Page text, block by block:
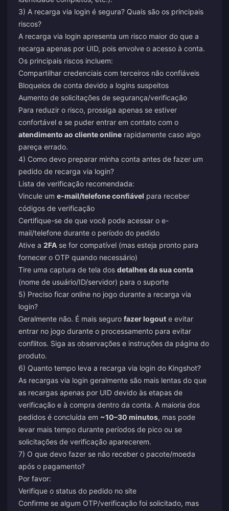
3) A recarga via login é segura? Quais são os principais
riscos?
A recarga via login apresenta um risco maior do que a
recarga apenas por UID, pois envolve o acesso à conta.
Os principais riscos incluem:
Compartilhar credenciais com terceiros não confiáveis
Bloqueios de conta devido a logins suspeitos
Aumento de solicitações de segurança/verificação
Para reduzir o risco, prossiga apenas se estiver
confortável e se puder entrar em contato com o
atendimento ao cliente online rapidamente caso algo
pareça errado.
4) Como devo preparar minha conta antes de fazer um
pedido de recarga via login?
Lista de verificação recomendada:
Vincule um e-mail/telefone confiável para receber
códigos de verificação
Certifique-se de que você pode acessar o e-
mail/telefone durante o período do pedido
Ative a 2FA se for compatível (mas esteja pronto para
fornecer o OTP quando necessário)
Tire uma captura de tela dos detalhes da sua conta
(nome de usuário/ID/servidor) para o suporte
5) Preciso ficar online no jogo durante a recarga via
login?
Geralmente não. É mais seguro fazer logout e evitar
entrar no jogo durante o processamento para evitar
conflitos. Siga as observações e instruções da página do
produto.
6) Quanto tempo leva a recarga via login do Kingshot?
As recargas via login geralmente são mais lentas do que
as recargas apenas por UID devido às etapas de
verificação e à compra dentro da conta. A maioria dos
pedidos é concluída em ~10–30 minutos, mas pode
levar mais tempo durante períodos de pico ou se
solicitações de verificação aparecerem.
7) O que devo fazer se não receber o pacote/moeda
após o pagamento?
Por favor:
Verifique o status do pedido no site
Confirme se algum OTP/verificação foi solicitado, mas